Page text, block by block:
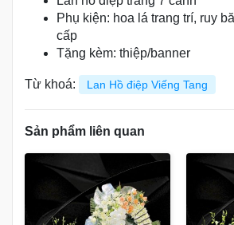
Phụ kiện: hoa lá trang trí, ruy
cấp
Tặng kèm: thiệp/banner
Từ khoá: Lan Hồ điệp Viếng Tang
Sản phẩm liên quan